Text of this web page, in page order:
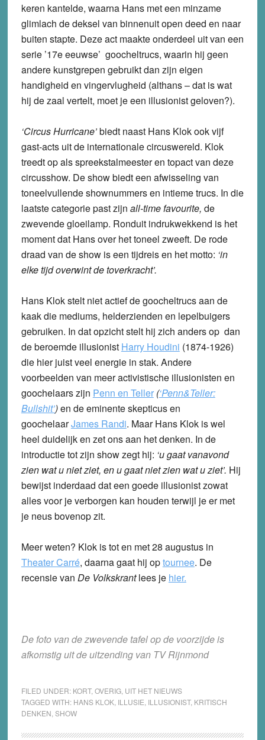
keren kantelde, waarna Hans met een minzame
glimlach de deksel van binnenuit open deed en naar
buiten stapte. Deze act maakte onderdeel uit van een
serie ’17e eeuwse’ goocheltrucs, waarin hij geen
andere kunstgrepen gebruikt dan zijn eigen
handigheid en vingervlugheid (althans – dat is wat
hij de zaal vertelt, moet je een illusionist geloven?).
‘Circus Hurricane’biedt naast Hans Klok ook vijf
gast-acts uit de internationale circuswereld. Klok
treedt op als spreekstalmeester en topact van deze
circusshow. De show biedt een afwisseling van
toneelvullende shownummers en intieme trucs. In die
laatste categorie past zijn all-time favourite, de
zwevende gloeilamp. Ronduit indrukwekkend is het
moment dat Hans over het toneel zweeft. De rode
draad van de show is een tijdreis en het motto: ‘in
elke tijd overwint de toverkracht’.
Hans Klok stelt niet actief de goocheltrucs aan de
kaak die mediums, helderzienden en lepelbuigers
gebruiken. In dat opzicht stelt hij zich anders op dan
de beroemde illusionist Harry Houdini (1874-1926)
die hier juist veel energie in stak. Andere
voorbeelden van meer activistische illusionisten en
goochelaars zijn Penn en Teller (‘Penn&Teller:
Bullshit’)en de eminente skepticus en
goochelaarJames Randi. Maar Hans Klok is wel
heel duidelijk en zet ons aan het denken. In de
introductie tot zijn show zegt hij: ‘u gaat vanavond
zien wat u niet ziet, en u gaat niet zien wat u ziet’. Hij
bewijst inderdaad dat een goede illusionist zowat
alles voor je verborgen kan houden terwijl je er met
je neus bovenop zit.
Meer weten? Klok is tot en met 28 augustus in
Theater Carré, daarna gaat hij optournee. De
recensie van De Volkskrantlees je hier.
De foto van de zwevende tafel op de voorzijde is
afkomstig uit de uitzending van TV Rijnmond
FILED UNDER: KORT, OVERIG, UIT HET NIEUWS
TAGGED WITH: HANS KLOK, ILLUSIE ILLUSIONIST, KRITISCH
DENKEN SHOW